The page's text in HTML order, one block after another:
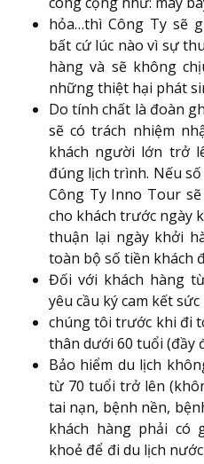
hỏa…thì Công Ty sẽ
bất cứ lúc nào vì sự
hàng và sẽ không
những thiệt hại phát
Do tính chất là đoàn
sẽ có trách nhiệm
khách người lớn trở
đúng lịch trình. Nếu
Công Ty Inno Tour
cho khách trước ngày
thuận lại ngày khởi
toàn bộ số tiền khách
Đối với khách hàng
yêu cầu ký cam kết
chúng tôi trước khi đi
thân dưới 60 tuổi (đầy
Bảo hiểm du lịch
từ 70 tuổi trở lên
tai nạn, bệnh nền,
khách hàng phải có
khoẻ để đi du lịch